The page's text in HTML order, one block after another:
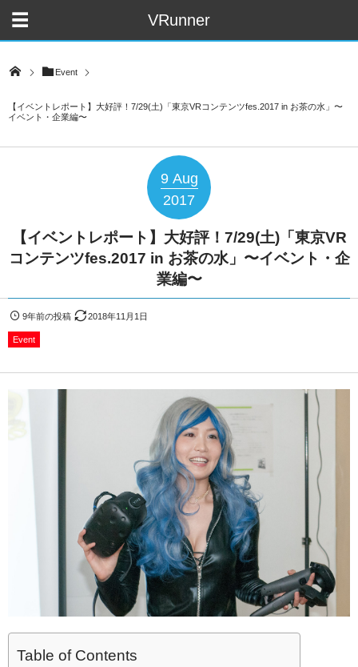
VRunner
Event
【イベントレポート】大好評！7/29(土)「東京VRコンテンツfes.2017 in お茶の水」〜
イベント・企業編〜
9 Aug
2017
【イベントレポート】大好評！7/29(土)「東京VR
コンテンツfes.2017 in お茶の水」〜イベント・企
業編〜
9年前の投稿 2018年11月1日
Event
Table of Contents